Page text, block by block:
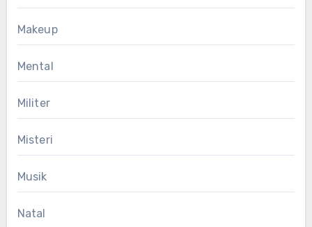
Makeup
Mental
Militer
Misteri
Musik
Natal